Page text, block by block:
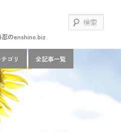
のenshino.biz
索
ゴリ 全記事一覧